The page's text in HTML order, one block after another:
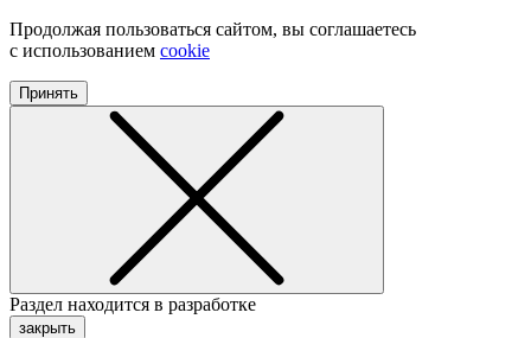
Продолжая пользоваться сайтом, вы соглашаетесь
с использованием cookie
Принять
Раздел находится в разработке
закрыть